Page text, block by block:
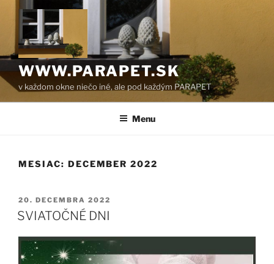
Prejsť
obsah
WWW.PARAPET.SK
v každom okne niečo iné, ale pod každým PARAPET
Menu
MESIAC: DECEMBER 2022
PUBLIKOVANÉ
20. DECEMBRA 2022
SVIATOČNÉ DNI